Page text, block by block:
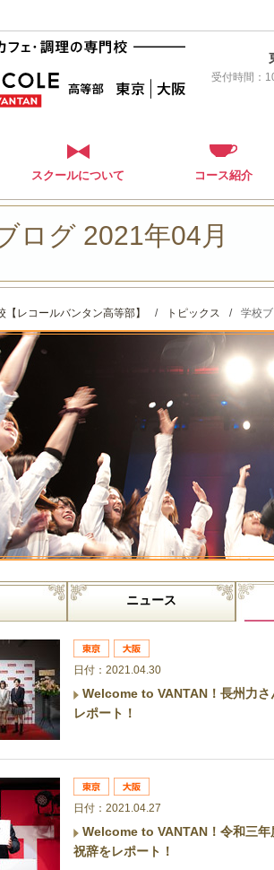
受付時間：
スクールについて コース紹介
ログ 2021年04月
レコールバンタン高等部】 / トピックス / 学校
ニュース
日付：2021.04.30
Welcome to VANTAN！長州力
レポート！
日付：2021.04.27
Welcome to VANTAN！令和三
祝辞をレポート！